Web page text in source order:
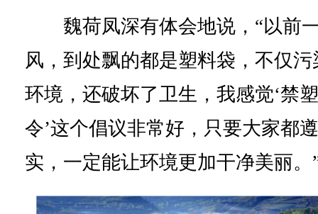
魏荷凤深有体会地说，“以前
风，到处飘的都是塑料袋，不仅污
环境，还破坏了卫生，我感觉‘禁塑
令’这个倡议非常好，只要大家都
实，一定能让环境更加干净美丽。